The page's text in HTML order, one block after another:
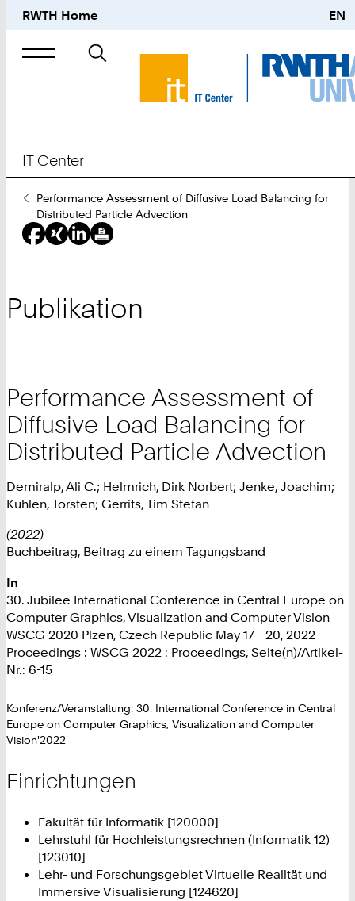
RWTH Home EN
Suche
nach
IT Center
Sie
sind
hier:
Performance Assessment of Diffusive Load Balancing for
Distributed Particle Advection
Publikation
Performance Assessment of
Diffusive Load Balancing for
Distributed Particle Advection
Demiralp, Ali C.; Helmrich, Dirk Norbert; Jenke, Joachim;
Kuhlen, Torsten; Gerrits, Tim Stefan
(2022)
Buchbeitrag, Beitrag zu einem Tagungsband
In
30. Jubilee International Conference in Central Europe on
Computer Graphics, Visualization and Computer Vision
WSCG 2020 Plzen, Czech Republic May 17 - 20, 2022
Proceedings : WSCG 2022 : Proceedings, Seite(n)/Artikel-
Nr.: 6-15
Konferenz/Veranstaltung: 30. International Conference in Central
Europe on Computer Graphics, Visualization and Computer
Vision'2022
Einrichtungen
Fakultät für Informatik [120000]
Lehrstuhl für Hochleistungsrechnen (Informatik 12)
[123010]
Lehr- und Forschungsgebiet Virtuelle Realität und
Immersive Visualisierung [124620]